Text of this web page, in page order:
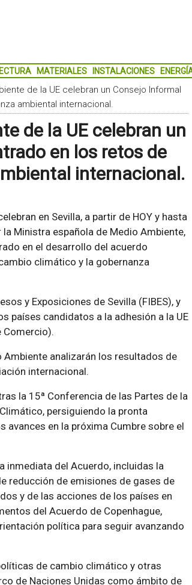
MATERIALES INSTALACIONES
de la UE celebran un Consejo Informal
ambiental internacional.
de la UE celebran un
en los retos de
internacional.
en Sevilla, a partir de HOY y hasta
Ministra española de Medio Ambiente,
en el desarrollo del acuerdo
climático y la gobernanza
y Exposiciones de Sevilla (FIBES), y
países candidatos a la adhesión a la UE
Comercio).
analizarán los resultados de
internacional.
la 15ª Conferencia de las Partes de la
persiguiendo la pronta
avances en la próxima Cumbre sobre el
inmediata del Acuerdo, incluidas la
reducción de emisiones de gases de
y de las acciones de los países en
del Acuerdo de Copenhague,
política para seguir avanzando
de cambio climático y otras
de Naciones Unidas como ámbito de